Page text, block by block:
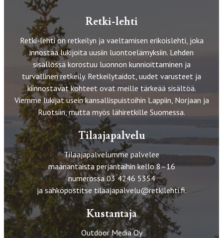
Retki-lehti
Retki-lehti on retkeilyn ja vaeltamisen erikoislehti, joka
innostaa lukijoita uusiin luontoelämyksiin. Lehden
sisällössä korostuu luonnon kunnioittaminen ja
turvallinen retkeily. Retkeilytaidot, uudet varusteet ja
kiinnostavat kohteet ovat meille tärkeää sisältöä.
Viemme lukijat usein kansallispuistoihin Lappiin, Norjaan ja
Ruotsiin, mutta myös lähiretkille Suomessa.
Tilaajapalvelu
Tilaajapalvelumme palvelee
maanantaista perjantaihin kello 8–16
numerossa 03 4246 5354
ja sähköpostitse tilaajapalvelu@retkilehti.fi.
Kustantaja
Outdoor Media Oy